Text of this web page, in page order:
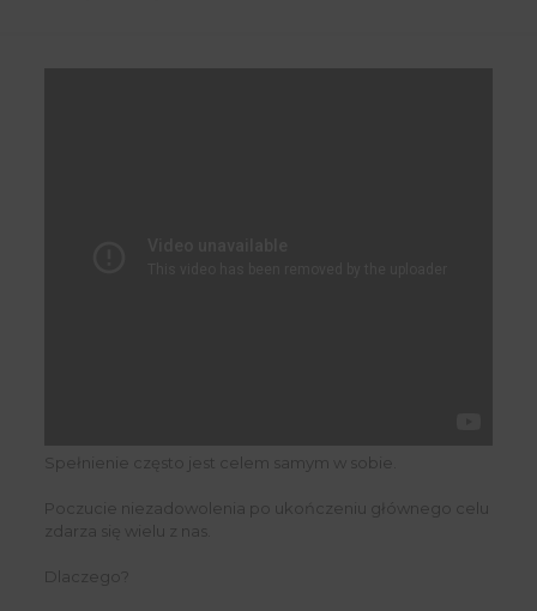
Spełnienie często jest celem samym w sobie.
Poczucie niezadowolenia po ukończeniu głównego celu
zdarza się wielu z nas.
Dlaczego?